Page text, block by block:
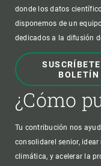
donde los datos
disponemos de un
dedicados a la difusión
BOLETÍN
¿Cómo
Tu contribución nos
consolidarel senior,
climática, y acelerar la